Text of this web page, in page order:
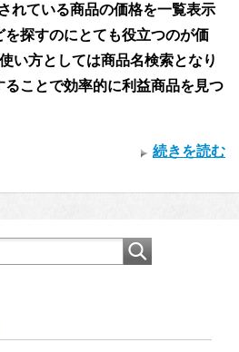
れている商品の価格を一覧表示
を探すのにとても役立つのが価
い方としては商品名検索となり
ることで効率的に利益商品を見つ
続きを読む